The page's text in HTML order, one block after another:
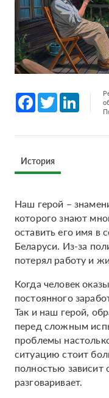
Facebook
Twitter
История
Наш герой –
которого знают
оставить его имя в
Беларуси. Из-за
потерял работу и
Когда человек
постоянного
Так и наш герой,
перед сложным
проблемы
ситуацию стоит
полностью зависит
разговаривает.